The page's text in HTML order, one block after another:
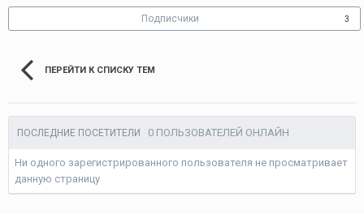
Подписчики 3
ПЕРЕЙТИ К СПИСКУ ТЕМ
ПОСЛЕДНИЕ ПОСЕТИТЕЛИ 0 ПОЛЬЗОВАТЕЛЕЙ ОНЛАЙН
Ни одного зарегистрированного пользователя не просматривает
данную страницу